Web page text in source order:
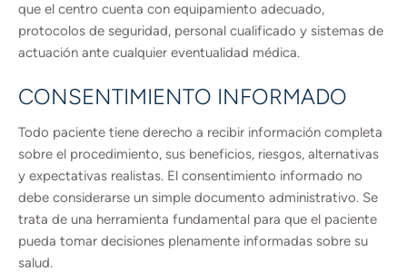
que el centro cuenta con equipamiento adecuado,
protocolos de seguridad, personal cualificado y sistemas de
actuación ante cualquier eventualidad médica.
CONSENTIMIENTO INFORMADO
Todo paciente tiene derecho a recibir información completa
sobre el procedimiento, sus beneficios, riesgos, alternativas
y expectativas realistas. El consentimiento informado no
debe considerarse un simple documento administrativo. Se
trata de una herramienta fundamental para que el paciente
pueda tomar decisiones plenamente informadas sobre su
salud.